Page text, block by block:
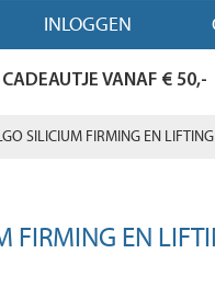
INLOGGEN
VANAF € 50,-
SILICIUM FIRMING EN
FIRMING EN